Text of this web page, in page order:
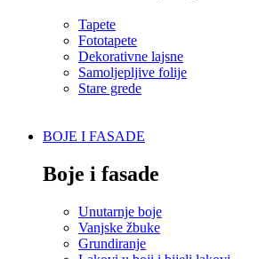
Tapete
Fototapete
Dekorativne lajsne
Samoljepljive folije
Stare grede
BOJE I FASADE
Boje i fasade
Unutarnje boje
Vanjske žbuke
Grundiranje